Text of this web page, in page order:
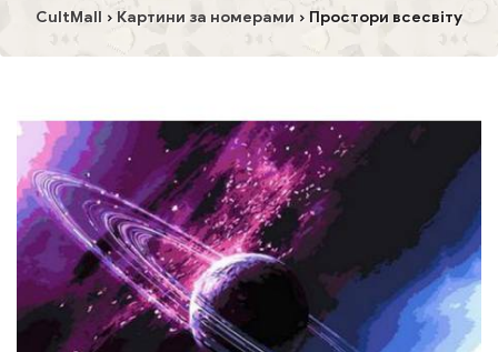
CultMall Картини за номерами Простори всесвіту